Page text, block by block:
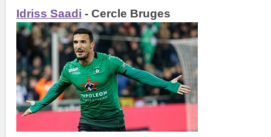
Idriss Saadi - Cercle Bruges